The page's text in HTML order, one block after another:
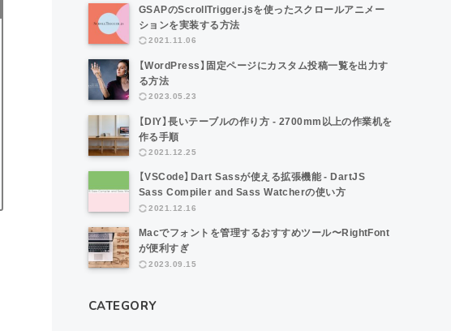
GSAPのScrollTrigger.jsを使ったスクロールアニメー
ションを実装する方法
2021.11.06
【WordPress】固定ページにカスタム投稿一覧を出力す
る方法
2023.05.23
【DIY】長いテーブルの作り方 - 2700mm以上の作業机を
作る手順
2021.12.25
【VSCode】Dart Sassが使える拡張機能 - DartJS
Sass Compiler and Sass Watcherの使い方
2021.12.16
Macでフォントを管理するおすすめツール〜RightFont
が便利すぎ
2023.09.15
CATEGORY